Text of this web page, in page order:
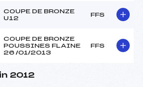
COUPE DE BRONZE
U12
FFS
COUPE DE BRONZE
POUSSINES FLAINE
26 /01/2013
FFS
2012